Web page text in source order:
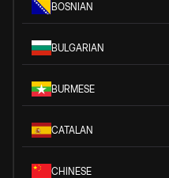
BOSNIAN
BULGARIAN
BURMESE
CATALAN
CHINESE